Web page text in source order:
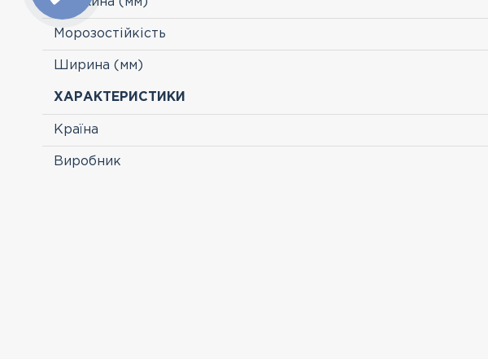
Морозостійкість
Ширина (мм)
ХАРАКТЕРИСТИКИ
Країна
Виробник